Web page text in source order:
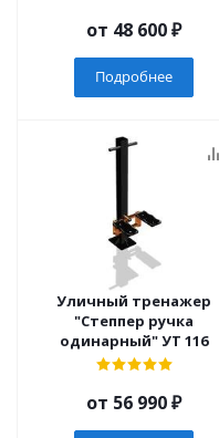
от 48 600 ₽
Подробнее
Уличный тренажер
"Степпер ручка
одинарный" УТ 116
от 56 990 ₽